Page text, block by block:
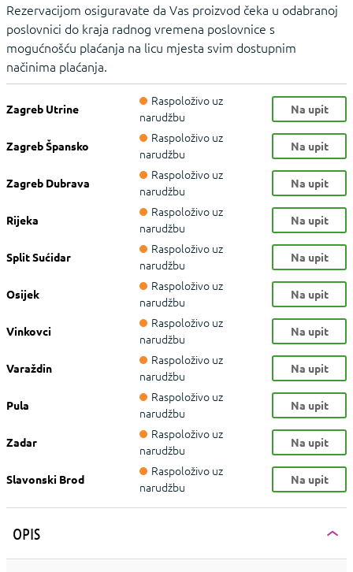
Rezervacijom osiguravate da Vas proizvod čeka u odabranoj
poslovnici do kraja radnog vremena poslovnice s
mogućnošću plaćanja na licu mjesta svim dostupnim
načinima plaćanja.
Zagreb Utrine
Raspoloživo uz
narudžbu
Na upit
Zagreb Špansko
Raspoloživo uz
narudžbu
Na upit
Zagreb Dubrava
Raspoloživo uz
narudžbu
Na upit
Rijeka
Raspoloživo uz
narudžbu
Na upit
Split Sućidar
Raspoloživo uz
narudžbu
Na upit
Osijek
Raspoloživo uz
narudžbu
Na upit
Vinkovci
Raspoloživo uz
narudžbu
Na upit
Varaždin
Raspoloživo uz
narudžbu
Na upit
Pula
Raspoloživo uz
narudžbu
Na upit
Zadar
Raspoloživo uz
narudžbu
Na upit
Slavonski Brod
Raspoloživo uz
narudžbu
Na upit
OPIS